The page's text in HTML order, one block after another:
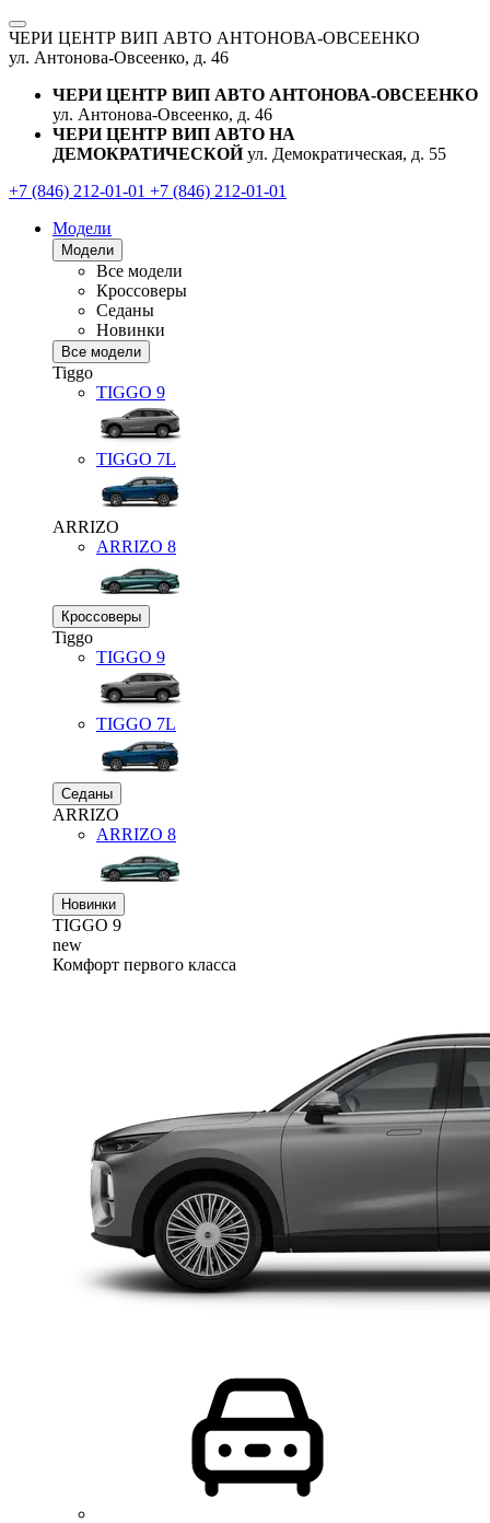
ЧЕРИ ЦЕНТР ВИП АВТО АНТОНОВА-ОВСЕЕНКО
ул. Антонова-Овсеенко, д. 46
ЧЕРИ ЦЕНТР ВИП АВТО АНТОНОВА-ОВСЕЕНКО
ул. Антонова-Овсеенко, д. 46
ЧЕРИ ЦЕНТР ВИП АВТО НА
ДЕМОКРАТИЧЕСКОЙ ул. Демократическая, д. 55
+7 (846) 212-01-01 +7 (846) 212-01-01
Модели
Модели
Все модели
Кроссоверы
Седаны
Новинки
Все модели
Tiggo
TIGGO 9
TIGGO 7L
ARRIZO
ARRIZO 8
Кроссоверы
Tiggo
TIGGO 9
TIGGO 7L
Седаны
ARRIZO
ARRIZO 8
Новинки
TIGGO 9
new
Комфорт первого класса